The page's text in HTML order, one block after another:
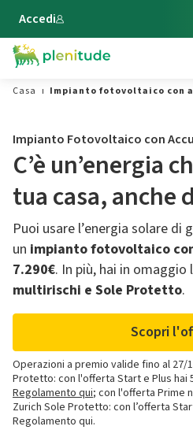
Vai al contenuto principale
Accedi
Casa
Impianto fotovoltaico con
Impianto Fotovoltaico con
C’è un’energia
tua casa, anche
Puoi usare l’energia solare
un impianto fotovoltaico
7.290€. In più, hai in omaggio
multirischi e Sole Protetto.
Scopri
Operazioni a premio valide fino al 27/
Protetto: con l'offerta Start e Plus hai
Regolamento qui; con l'offerta Prime
Zurich Sole Protetto: con l’offerta
Regolamento qui.